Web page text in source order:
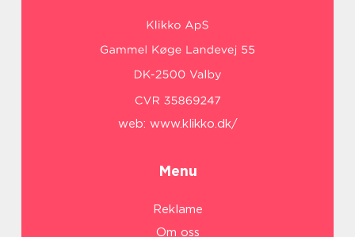
web: www.klikko.dk/
Menu
Reklame
Om oss